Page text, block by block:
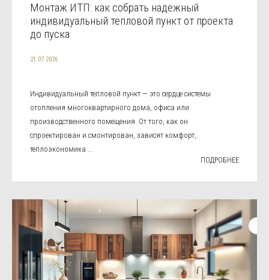
Монтаж ИТП: как собрать надежный
индивидуальный тепловой пункт от проекта
до пуска
21.07.2026
Индивидуальный тепловой пункт — это сердце системы
отопления многоквартирного дома, офиса или
производственного помещения. От того, как он
спроектирован и смонтирован, зависят комфорт,
теплоэкономика ...
ПОДРОБНЕЕ